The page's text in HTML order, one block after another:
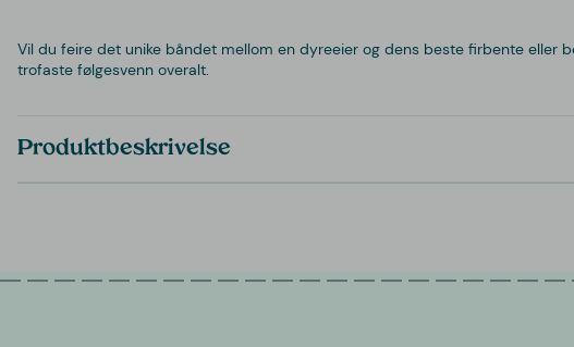
Vil du feire det unike båndet mellom en dyreeier og dens beste firbente
trofaste følgesvenn overalt.
Produktbeskrivelse